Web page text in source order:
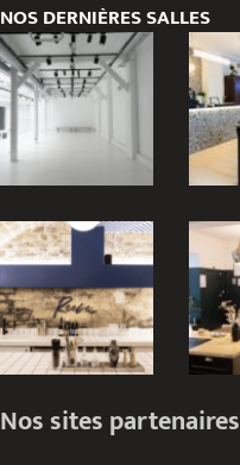
NOS DERNIÈRES SALLES
Nos sites partenaires